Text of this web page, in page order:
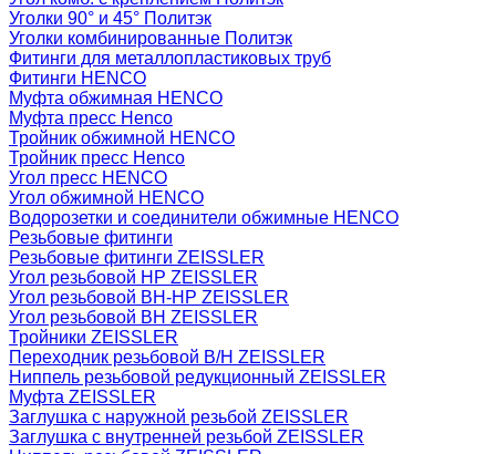
Уголки 90° и 45° Политэк
Уголки комбинированные Политэк
Фитинги для металлопластиковых труб
Фитинги HENCO
Муфта обжимная HENCO
Муфта пресс Henco
Тройник обжимной HENCO
Тройник пресс Henco
Угол пресс HENCO
Угол обжимной HENCO
Водорозетки и соединители обжимные HENCO
Резьбовые фитинги
Резьбовые фитинги ZEISSLER
Угол резьбовой НР ZEISSLER
Угол резьбовой ВН-НР ZEISSLER
Угол резьбовой ВН ZEISSLER
Тройники ZEISSLER
Переходник резьбовой В/Н ZEISSLER
Ниппель резьбовой редукционный ZEISSLER
Муфта ZEISSLER
Заглушка с наружной резьбой ZEISSLER
Заглушка с внутренней резьбой ZEISSLER